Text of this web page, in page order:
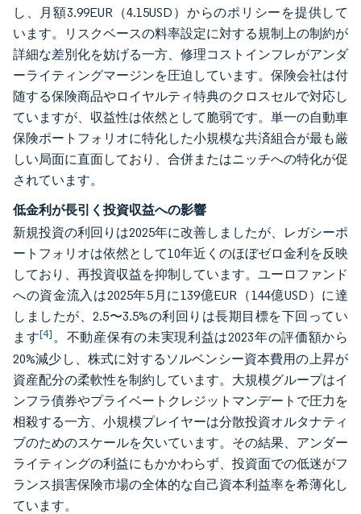
し、月額3.99EUR（4.15USD）からのポリシーを提供して
います。リスクベースの料率設定に対する規制上の制約が
詳細な差別化を妨げる一方、修理コストインフレがアンダ
ーライティングマージンを圧迫しています。保険会社は付
随する保険商品やロイヤルティ特典のクロスセルで対応し
ていますが、収益性は依然として脆弱です。単一の自動車
保険ポートフォリオに特化した小規模な共済組合が最も厳
しい局面に直面しており、合併またはニッチへの特化が促
されています。
低金利が長引く投資収益への影響
新規投資の利回りは2025年に改善しましたが、レガシーポ
ートフォリオは依然として10年近くのほぼゼロ金利を反映
しており、再投資収益を抑制しています。ユーロファンド
への資金流入は2025年5月に139億EUR（144億USD）に達
しましたが、2.5〜3.5%の利回りは長期目標を下回ってい
ます[4]。不動産保有の未実現利益は2023年の評価額から
20%減少し、株式に対するソルベンシー資本費用の上昇が
資産配分の柔軟性を制約しています。大規模グループはイ
ンフラ債券やプライベートクレジットマンデートで圧力を
相殺する一方、小規模プレイヤーは分散投資オルタナティ
ブのためのスケールを欠いています。その結果、アンダー
ライティングの利益にもかかわらず、投資面での低迷がフ
ランス損害保険市場の全体的な自己資本利益率を希薄化し
ています。